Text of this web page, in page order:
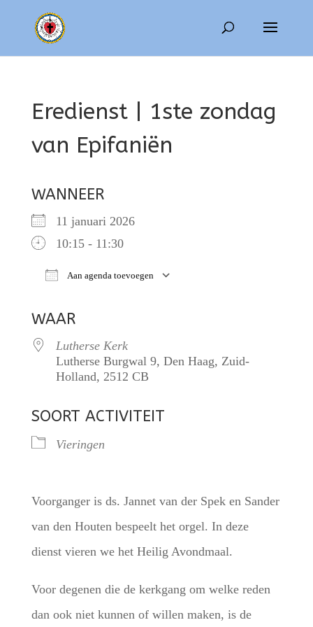
Eredienst | 1ste zondag
van Epifaniën
WANNEER
11 januari 2026
10:15 - 11:30
Aan agenda toevoegen
WAAR
Lutherse Kerk
Lutherse Burgwal 9, Den Haag, Zuid-
Holland, 2512 CB
SOORT ACTIVITEIT
Vieringen
Voorganger is ds. Jannet van der Spek en Sander
van den Houten bespeelt het orgel. In deze
dienst vieren we het Heilig Avondmaal.
Voor degenen die de kerkgang om welke reden
dan ook niet kunnen of willen maken, is de